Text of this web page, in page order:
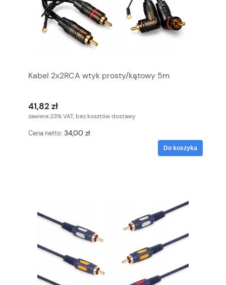
Kabel 2x2RCA wtyk prosty/kątowy 5m
41,82 zł
zawiera 23% VAT, bez kosztów dostawy
Cena netto: 34,00 zł
Do koszyka